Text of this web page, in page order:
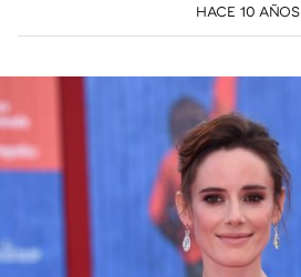
HACE 10 AÑOS